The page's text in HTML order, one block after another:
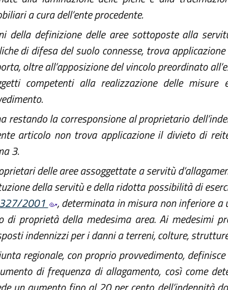
a cura dell’ente procedente.
della definizione delle aree sottoposte alla
di difesa del suolo connesse, trova
oltre all’apposizione del vincolo preordinato
competenti alla realizzazione delle
restando la corresponsione al proprietario
articolo non trova applicazione il divieto di
3.
delle aree assoggettate a servitù
della servitù e della ridotta possibilità di
327/2001
, determinata in misura non inferiore a
di proprietà della medesima area. Ai medesimi
indennizzi per i danni a terreni, colture,
regionale, con proprio provvedimento,
di frequenza di allagamento, così come